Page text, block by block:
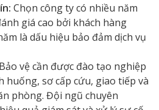
Chọn công ty có nhiều năm
giá cao bởi khách hàng
là dấu hiệu bảo đảm dịch vụ
Bảo vệ cần được đào tạo nghiệp
huống, sơ cấp cứu, giao tiếp và
phòng. Đội ngũ chuyên